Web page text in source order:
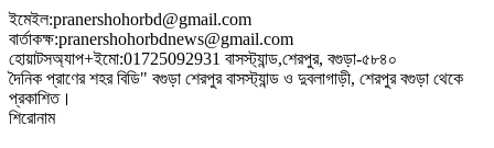
ইমেইল:pranershohorbd@gmail.com
বার্তাকক্ষ:pranershohorbdnews@gmail.com
হোয়াটসঅ্যাপ+ইমো:01725092931 বাসস্ট্যান্ড,শেরপুর, বগুড়া-৫৮৪০
দৈনিক প্রাণের শহর বিডি" বগুড়া শেরপুর বাসস্ট্যান্ড ও দুবলাগাড়ী, শেরপুর বগুড়া থেকে
প্রকাশিত।
শিরোনাম